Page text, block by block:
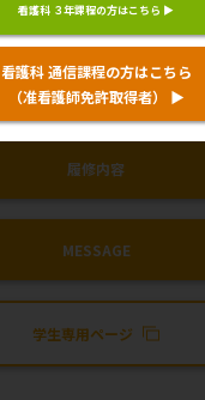
看護科 ３年課程の方はこちら ▶
看護科 通信課程の方はこちら
（准看護師免許取得者）
▶
看護科通信課程
について
履修内容
MESSAGE
学生専用ページ